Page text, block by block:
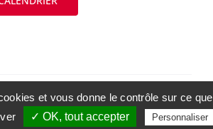
Belges et
Les Fruits et Légumes Belges
et de Saison
et vous donne le contrôle sur ce que
✓ OK, tout accepter Personnaliser